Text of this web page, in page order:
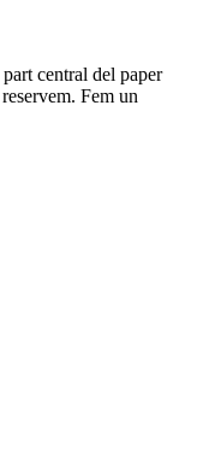
central del paper
Fem un